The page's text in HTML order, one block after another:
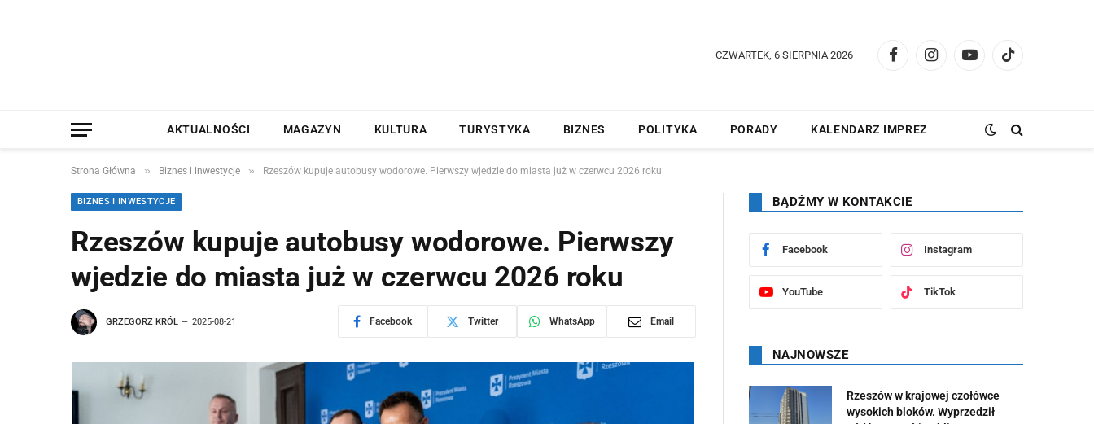
CZWARTEK, 6 SIERPNIA 2026
FacebookInstagramYouTubeTikTok
AKTUALNOŚCI MAGAZYN KULTURA TURYSTYKA BIZNES POLITYKA PORADY KALENDARZ IMPREZ
Strona Główna » Biznes i inwestycje » Rzeszów kupuje autobusy wodorowe. Pierwszy wjedzie do miasta już w czerwcu 2026 roku
BIZNES I INWESTYCJE
Rzeszów kupuje autobusy wodorowe. Pierwszy
wjedzie do miasta już w czerwcu 2026 roku
GRZEGORZ KRÓL 2025-08-21 Facebook Twitter WhatsApp Email
BĄDŹMY W KONTAKCIE
Facebook Instagram
YouTube TikTok
NAJNOWSZE
Rzeszów w krajowej czołówce
wysokich bloków. Wyprzedził